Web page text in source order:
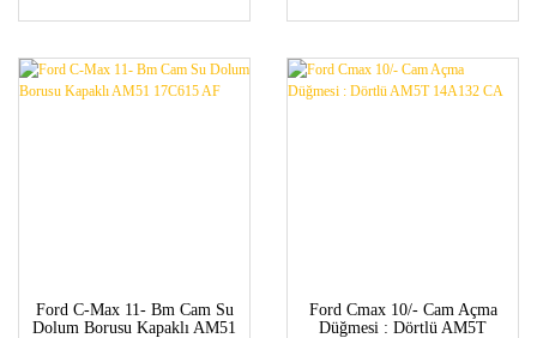
Ford C-Max 11- Bm Cam Su
Dolum Borusu Kapaklı AM51
Ford Cmax 10/- Cam Açma
Düğmesi : Dörtlü AM5T